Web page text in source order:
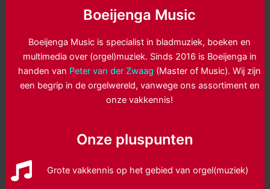
Boeijenga Music
Boeijenga Music is specialist in bladmuziek, boeken en
multimedia over (orgel)muziek. Sinds 2016 is Boeijenga in
handen van Peter van der Zwaag (Master of Music). Wij zijn
een begrip in de orgelwereld, vanwege ons assortiment en
onze vakkennis!
Onze pluspunten
Grote vakkennis op het gebied van orgel(muziek)